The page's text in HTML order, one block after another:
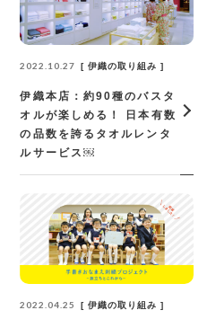
2022.10.27 伊織の取り組み
伊織本店：約90種のバスタ
オルが楽しめる！ 日本有数
の品数を誇るタオルレンタ
ルサービス￼
2022.04.25 伊織の取り組み